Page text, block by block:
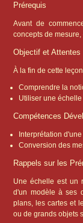
Prérequis
Avant de
concepts de
Objectif et Attentes
À la fin de cette
Comprendre la
Utiliser une
Compétences
Interprétation
Conversion des
Rappels sur les
Une échelle est un
d'un modèle à ses
plans, les cartes et
ou de grands objets